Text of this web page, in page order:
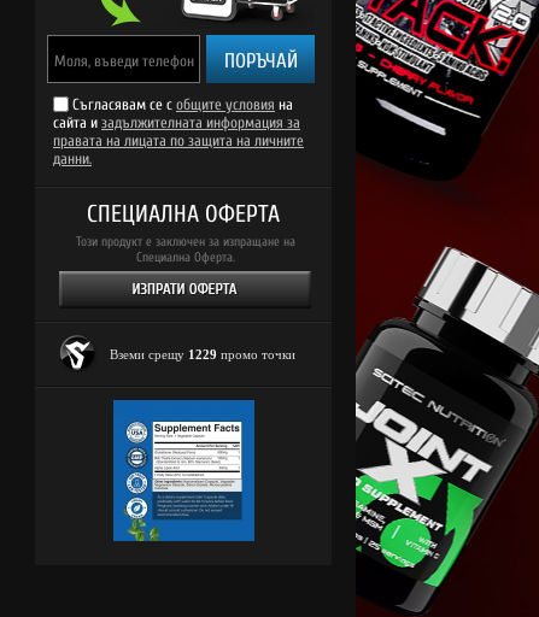
ПОРЪЧАЙ
Съгласявам се с общите условия на
сайта и задължителната информация за
правата на лицата по защита на личните
данни.
СПЕЦИАЛНА ОФЕРТА
Този продукт е заключен за изпращане на
Специална Оферта.
Вземи срещу 1229 промо точки